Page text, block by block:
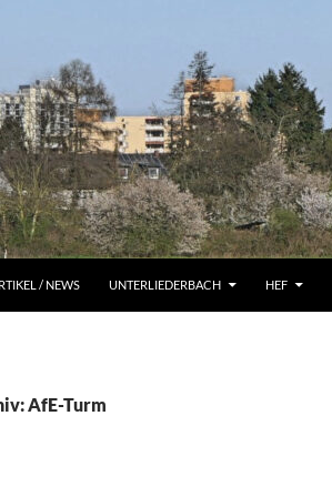
/ NEWS UNTERLIEDERBACH HEF
AfE-Turm